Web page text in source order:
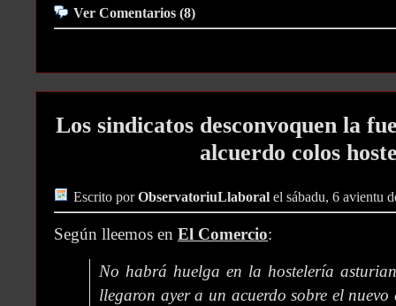
Ver Comentarios (8)
Los sindicatos desconvoquen la
alcuerdo colos
Escrito porObservatoriuLlaboral el sábadu, 6 avientu
Según lleemos en El Comercio:
No habrá huelga en la hostelería
llegaron ayer a un acuerdo sobre el